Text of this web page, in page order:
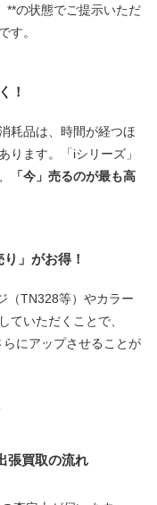
**の状態でご提示いただ
す。
！
耗品は、時間が経つほ
ります。「iシリーズ」
「今」売るのが最も高
」がお得！
（TN328等）やカラー
ていただくことで、
にアップさせることが
張買取の流れ